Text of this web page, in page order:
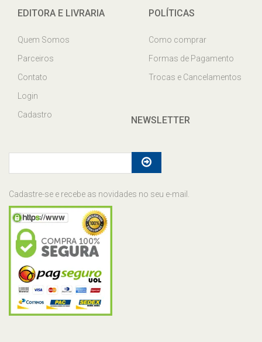
EDITORA E LIVRARIA
Quem Somos
Parceiros
Contato
Login
Cadastro
POLÍTICAS
Como comprar
Formas de Pagamento
Trocas e Cancelamentos
NEWSLETTER
Cadastre-se e recebe as novidades no seu e-mail.